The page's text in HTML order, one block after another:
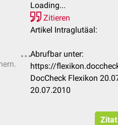
Loading...
Zitieren
Artikel Intraglutäal:
Abrufbar unter:
https://
DocCheck Flexikon
20.07.2010